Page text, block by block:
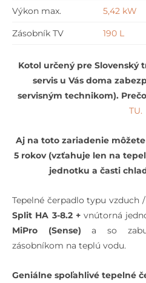
(Sense)
Výkon max. 5,42 kW
Zásobník TV 190 L
Kotol určený pre Slovenský
servis u Vás doma
servisným technikom).
TU.
Aj na toto zariadenie
5 rokov (vzťahuje len na
jednotku a časti
Tepelné čerpadlo typu vzduch
Split HA 3-8.2 + vnútorná
MiPro (Sense)a so
zásobníkom na teplú vodu.
Geniálne spoľahlivé tepelné